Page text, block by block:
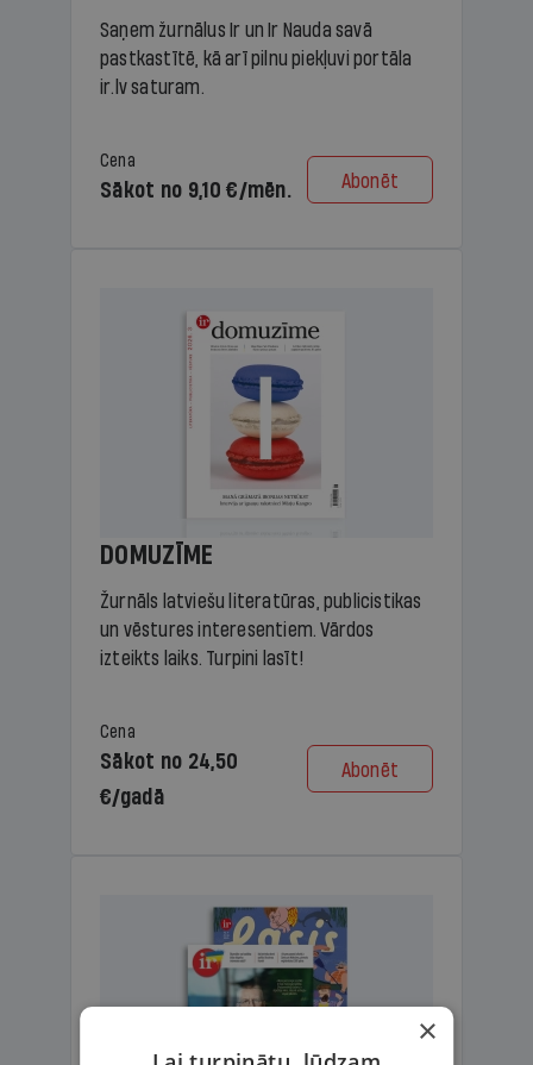
Saņem žurnālus Ir un Ir Nauda savā
pastkastītē, kā arī pilnu piekļuvi portāla
ir.lv saturam.
Cena
Sākot no 9,10 €/mēn. Abonēt
DOMUZĪME
Žurnāls latviešu literatūras, publicistikas
un vēstures interesentiem. Vārdos
izteikts laiks. Turpini lasīt!
Cena
Sākot no 24,50
€/gadā
Abonēt
×